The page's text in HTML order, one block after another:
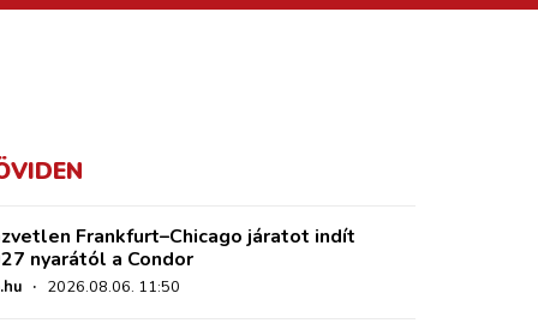
Frankfurt–Chicago járatot indít
nyarától a Condor
· 2026.08.06. 11:50